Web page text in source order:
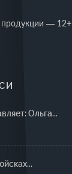
— 12+
Ольга...